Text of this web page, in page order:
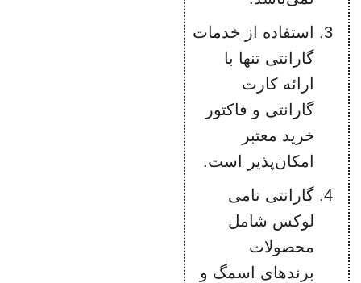
استفاده از خدمات
گارانتی تنها با
ارائه کارت
گارانتی و فاکتور
خرید معتبر
امکان‌پذیر است.
گارانتی نامی
لوکس شامل
محصولات
برندهای اسمگ و